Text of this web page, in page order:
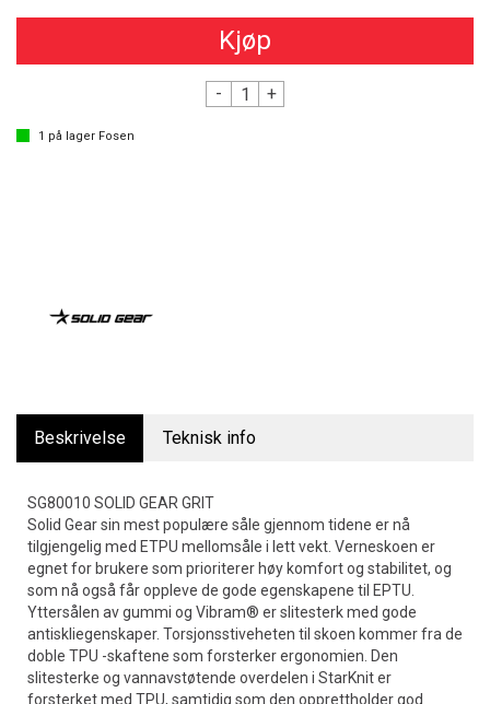
Kjøp
- +
1 på lager Fosen
Beskrivelse Teknisk info
SG80010 SOLID GEAR GRIT
Solid Gear sin mest populære såle gjennom tidene er nå
tilgjengelig med ETPU mellomsåle i lett vekt. Verneskoen er
egnet for brukere som prioriterer høy komfort og stabilitet, og
som nå også får oppleve de gode egenskapene til EPTU.
Yttersålen av gummi og Vibram® er slitesterk med gode
antiskliegenskaper. Torsjonsstiveheten til skoen kommer fra de
doble TPU -skaftene som forsterker ergonomien. Den
slitesterke og vannavstøtende overdelen i StarKnit er
forsterket med TPU, samtidig som den opprettholder god